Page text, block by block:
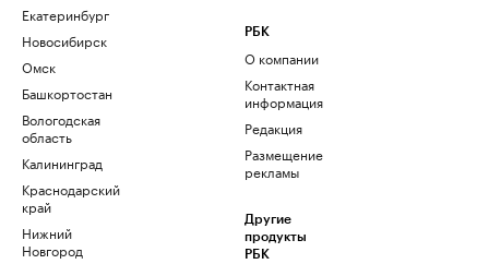
Екатеринбург
Новосибирск
Омск
Башкортостан
Вологодская
область
Калининград
Краснодарский
край
Нижний
Новгород
РБК
О компании
Контактная
информация
Редакция
Размещение
рекламы
Другие
продукты
РБК